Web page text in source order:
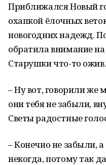
Приближался Новый
охапкой ёлочных
новогодних надежд.
обратила внимание
Старушки что-то
– Ну вот, говорили же
они тебя не забыли,
Светы радостные
– Конечно не забыли,
некогда, потому так